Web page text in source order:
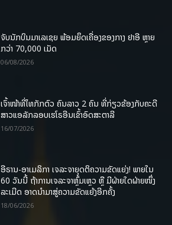
ຈັບນັກບິນມາເລເຊຍ ພ້ອມຍຶດເຄື່ອງຂອງກາງ ຢາອີ ຫຼາຍ
ກວ່າ 70,000 ເມັດ
06/08/2026
ເຈົ້າໜ້າທີ່ໄທກັກຕົວ ຄົນລາວ 2 ຄົນ ທີ່ກ່ຽວຂ້ອງກັບຄະດີ
ສາວແອລັກລອບເຮໂຣອີນເຂົ້າອົດສະຕາລີ
16/07/2026
ອີຣານ-ອາເມລິກາ ເຈລະຈາຍຸດຕິຄວາມຂັດແຍ່ງ! ພາຍໃນ
60 ວັນນີ້ ຖ້າການເຈລະຈາຫຼົ້ມເຫຼວ ຫຼື ມີຝ່າຍໃດຝ່າຍໜຶ່ງ
ລະເມີດ ອາດນໍາມາສູ່ຄວາມຂັດແຍ້ງອີກຄັ້ງ
18/06/2026